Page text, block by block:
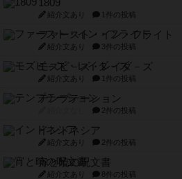
1809
紹介文あり 1件の投稿
ファースト・イン・フライト
紹介文あり 3件の投稿
モズビ－ズ・レイダ－ズ
紹介文あり 1件の投稿
テンプテーション
2件の投稿
インドネシア
紹介文あり 2件の投稿
宵と暁の呪文書
紹介文あり 8件の投稿